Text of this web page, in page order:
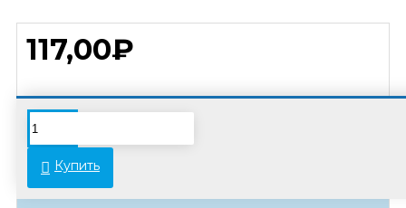
117,00₽
Купить
В связи с переоценкой товара стоимость
некоторых позиций может отличаться от
указанной на сайте. Просьба уточнять
актуальные цены у менеджеров.